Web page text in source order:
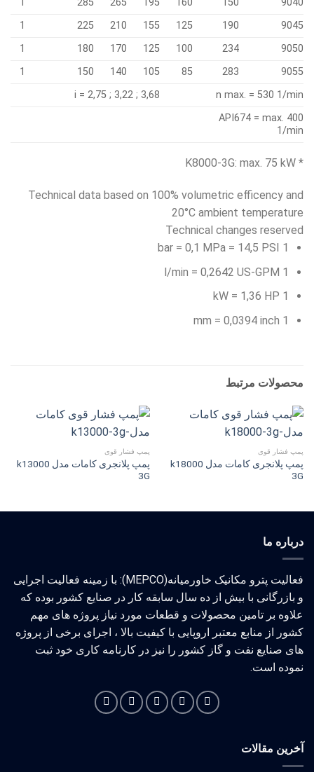
9040
150
160
195
265
285
1
9045
190
125
155
210
225
1
9050
234
100
125
170
180
1
9055
283
85
105
140
150
1
n max. = 530 1/min
i = 2,75 ; 3,22 ; 3,68
API674 = max. 400
1/min
* K8000-3G: max. 75 kW
Technical data based on 100% volumetric efficency and
20°C ambient temperature
Technical changes reserved
1 bar = 0,1 MPa = 14,5 PSI
1 l/min = 0,2642 US-GPM
1 kW = 1,36 HP
1 mm = 0,0394 inch
محصولات مرتبط
پمپ فشار قوی
پمپ پلانجری کامات مدل k18000
3G
پمپ فشار قوی
پمپ پلانجری کامات مدل k13000
3G
درباره ما
فعالیت پترو مکانیک خاورمیانه(MEPCO): با زمینه فعالیت اجرایی
و بازرگانی با بیش از ده سال سابقه کار در صنایع کشور بوده که
علاوه بر تامین محصولات و قطعات مورد نیاز پروژه های مهم
کشور از منابع معتبر اروپایی با کیفیت بالا ، اجرای برخی از پروژه
های صنایع نفت و گاز کشور را نیز در کارنامه کاری خود ثبت
نموده است.
آخرین مقالات